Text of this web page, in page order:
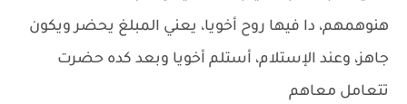
هنوهمهم، دا فيها روح أخويا، يعني المبلغ يحضر ويكون
جاهز، وعند الإستلام، أستلم أخويا وبعد كده حضرت
تتعامل معاهم